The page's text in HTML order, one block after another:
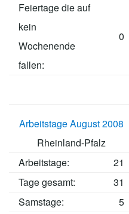
Feiertage die auf
kein
Wochenende
fallen:
0
Arbeitstage August 2008
Rheinland-Pfalz
Arbeitstage:
21
Tage gesamt:
31
Samstage:
5